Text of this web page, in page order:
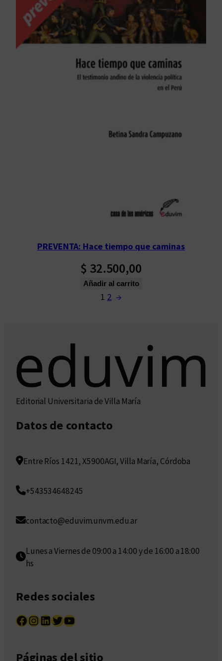
PREVENTA: Hace tiempo que caminas
$ 32.500,00
Añadir al carrito
1 2 →
Editorial Universitaria de Villa María
Datos de contacto
Entre Ríos 1421, X5900AGI, Villa María, Córdoba
+543534648245
contacto@eduvim.unvm.edu.ar
Lunes a Viernes de 09:00 a 14:00 y de 16:00 a 18:00
hs
Redes sociales
Facebook InstagramLinkedIn Twitter YouTube
Páginas del sitio